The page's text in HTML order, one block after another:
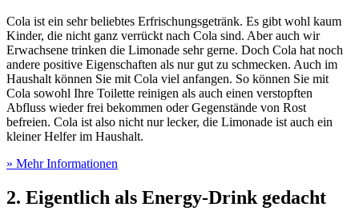
Cola ist ein sehr beliebtes Erfrischungsgetränk. Es gibt wohl kaum
Kinder, die nicht ganz verrückt nach Cola sind. Aber auch wir
Erwachsene trinken die Limonade sehr gerne. Doch Cola hat noch
andere positive Eigenschaften als nur gut zu schmecken. Auch im
Haushalt können Sie mit Cola viel anfangen. So können Sie mit
Cola sowohl Ihre Toilette reinigen als auch einen verstopften
Abfluss wieder frei bekommen oder Gegenstände von Rost
befreien. Cola ist also nicht nur lecker, die Limonade ist auch ein
kleiner Helfer im Haushalt.
» Mehr Informationen
2. Eigentlich als Energy-Drink gedacht